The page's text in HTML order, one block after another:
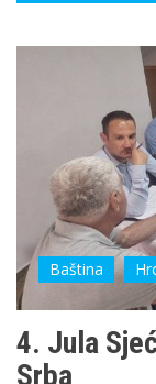
Baština
4. Jula
Srba